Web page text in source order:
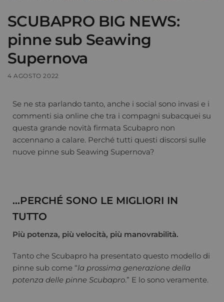
SCUBAPRO BIG NEWS:
pinne sub Seawing
Supernova
4 AGOSTO 2022
Se ne sta parlando tanto, anche i social sono invasi e i
commenti sia online che tra i compagni subacquei su
questa grande novità firmata Scubapro non
accennano a calare. Perché tutti questi discorsi sulle
nuove pinne sub Seawing Supernova?
…PERCHÉ SONO LE MIGLIORI IN
TUTTO
Più potenza, più velocità, più manovrabilità.
Tanto che Scubapro ha presentato questo modello di
pinne sub come “la prossima generazione della
potenza delle pinne Scubapro.” E lo sono veramente.